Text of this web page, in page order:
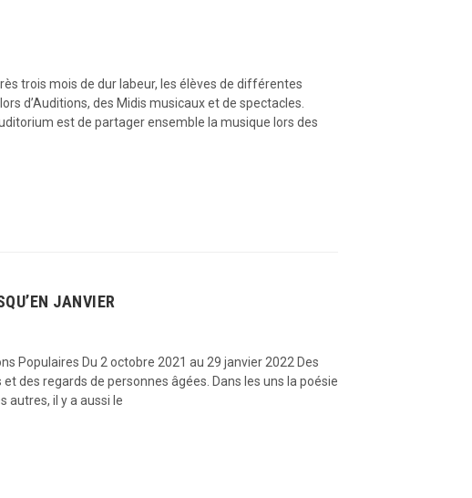
trois mois de dur labeur, les élèves de différentes
d’Auditions, des Midis musicaux et de spectacles.
est de partager ensemble la musique lors des
JANVIER
Populaires Du 2 octobre 2021 au 29 janvier 2022 Des
des regards de personnes âgées. Dans les uns la poésie
autres, il y a aussi le